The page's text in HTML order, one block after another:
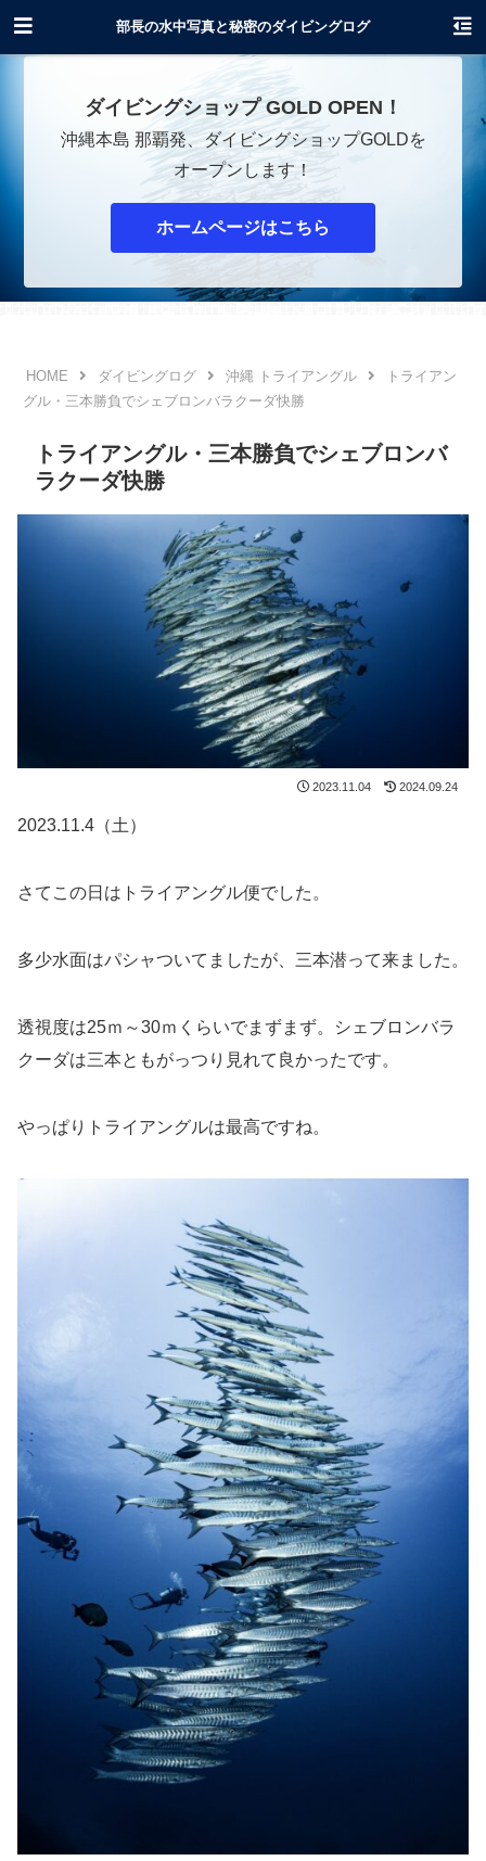
沖縄でダイビングショップOPENします！
ダイビングショップ GOLD OPEN！
沖縄本島 那覇発、ダイビングショップGOLDを
オープンします！
ホームページはこちら
ダイビングログ 沖縄 トライアングル
トライアン
グル・三本勝負でシェブロンバラクーダ快勝
トライアングル・三本勝負でシェブロンバ
ラクーダ快勝
2023.11.04 2024.09.24
2023.11.4（土）
さてこの日はトライアングル便でした。
多少水面はパシャついてましたが、三本潜って来ました。
透視度は25ｍ～30ｍくらいでまずまず。シェブロンバラ
クーダは三本ともがっつり見れて良かったです。
やっぱりトライアングルは最高ですね。
部長の水中写真と秘密のダイビングログ